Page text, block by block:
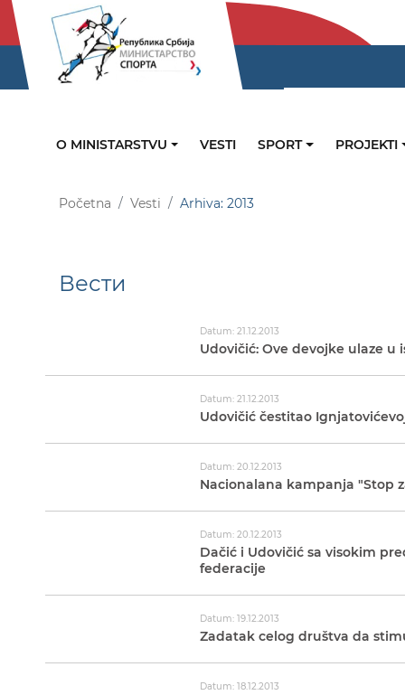
O MINISTARSTVU VESTI SPORT PROJEKTI
Početna Vesti Arhiva: 2013
Вести
Datum: 21.12.2013
Udovičić: Ove devojke ulaze u
Datum: 21.12.2013
Udovičić čestitao
Datum: 20.12.2013
Nacionalana kampanja "Stop
Datum: 20.12.2013
Dačić i Udovičić sa visokim
federacije
Datum: 19.12.2013
Zadatak celog društva da
Datum: 18.12.2013